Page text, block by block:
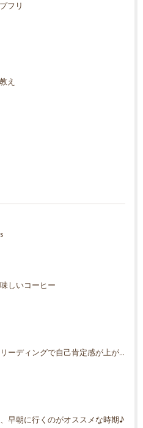
フリ
え
しいコーヒー
マナカードリーディングで自己肯定感が上がった！
早朝に行くのがオススメな時期♪